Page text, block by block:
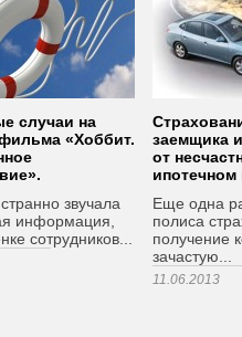
случаи на
«Хоббит.
звучала
информация,
сотрудников...
заемщика
от
ипотечном
Еще одна
полиса
получение
зачастую...
11.06.2013